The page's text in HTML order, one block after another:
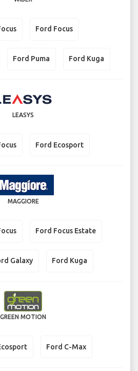
Ford Focus
Ford Puma Ford Kuga
LEASYS
Ford Ecosport
MAGGIORE
Ford Focus Estate
Galaxy Ford Kuga
GREEN MOTION
Ford C-Max